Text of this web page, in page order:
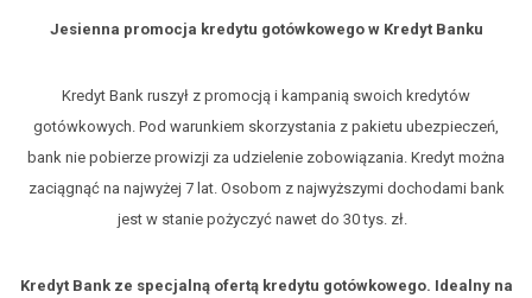
Jesienna promocja kredytu gotówkowego w Kredyt Banku
Kredyt Bank ruszył z promocją i kampanią swoich kredytów
gotówkowych. Pod warunkiem skorzystania z pakietu ubezpieczeń,
bank nie pobierze prowizji za udzielenie zobowiązania. Kredyt można
zaciągnąć na najwyżej 7 lat. Osobom z najwyższymi dochodami bank
jest w stanie pożyczyć nawet do 30 tys. zł.
Kredyt Bank ze specjalną ofertą kredytu gotówkowego. Idealny na